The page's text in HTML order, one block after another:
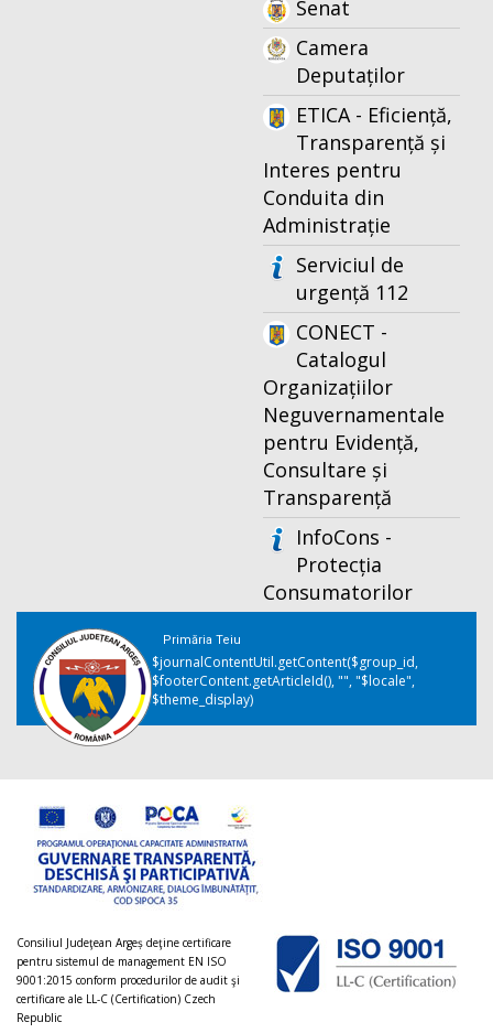
Senat
Camera
Deputaților
ETICA - Eficiență,
Transparență și
Interes pentru
Conduita din
Administrație
Serviciul de
urgență 112
CONECT -
Catalogul
Organizațiilor
Neguvernamentale
pentru Evidență,
Consultare și
Transparență
InfoCons -
Protecția
Consumatorilor
Primăria Teiu
$journalContentUtil.getContent($group_id,
$footerContent.getArticleId(), "", "$locale",
$theme_display)
Consiliul Judeţean Argeș deţine certificare
pentru sistemul de management EN ISO
9001:2015 conform procedurilor de audit şi
certificare ale LL-C (Certification) Czech
Republic